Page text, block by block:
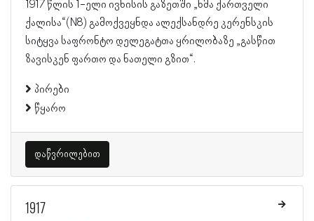
1917 წლის 1-ელი ივნისის გაზეთში „ხმა ქართველი
ქალისა“(N8) გამოქვეყნდა ალექსანდრე კერენსკის
სიტყვა საფრონტო დელეგატთა ყრილობაზე „გასწით
ზავისკენ ფართო და ნათელი გზით“.
პირები
წყარო
დაწვრილებით
1917